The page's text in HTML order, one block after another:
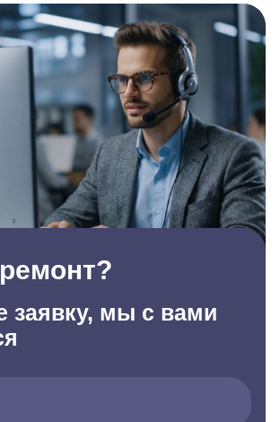
заявку, мы с вами